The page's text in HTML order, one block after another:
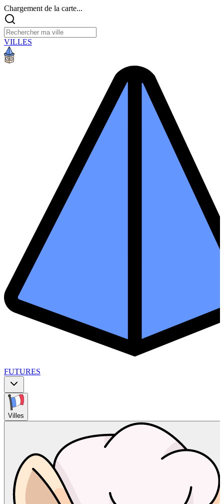
Chargement de la carte...
VILLES
FUTURES
Villes